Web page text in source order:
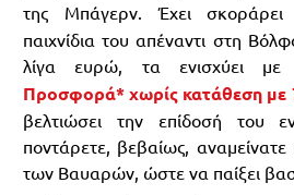
της Μπάγερν. Έχει
παιχνίδια του απέναντι στη
λίγα ευρώ, τα ενισχύει
Προσφορά* χωρίς κατάθεση
βελτιώσει την επίδοσή του
ποντάρετε, βεβαίως,
των Βαυαρών, ώστε να παίξει